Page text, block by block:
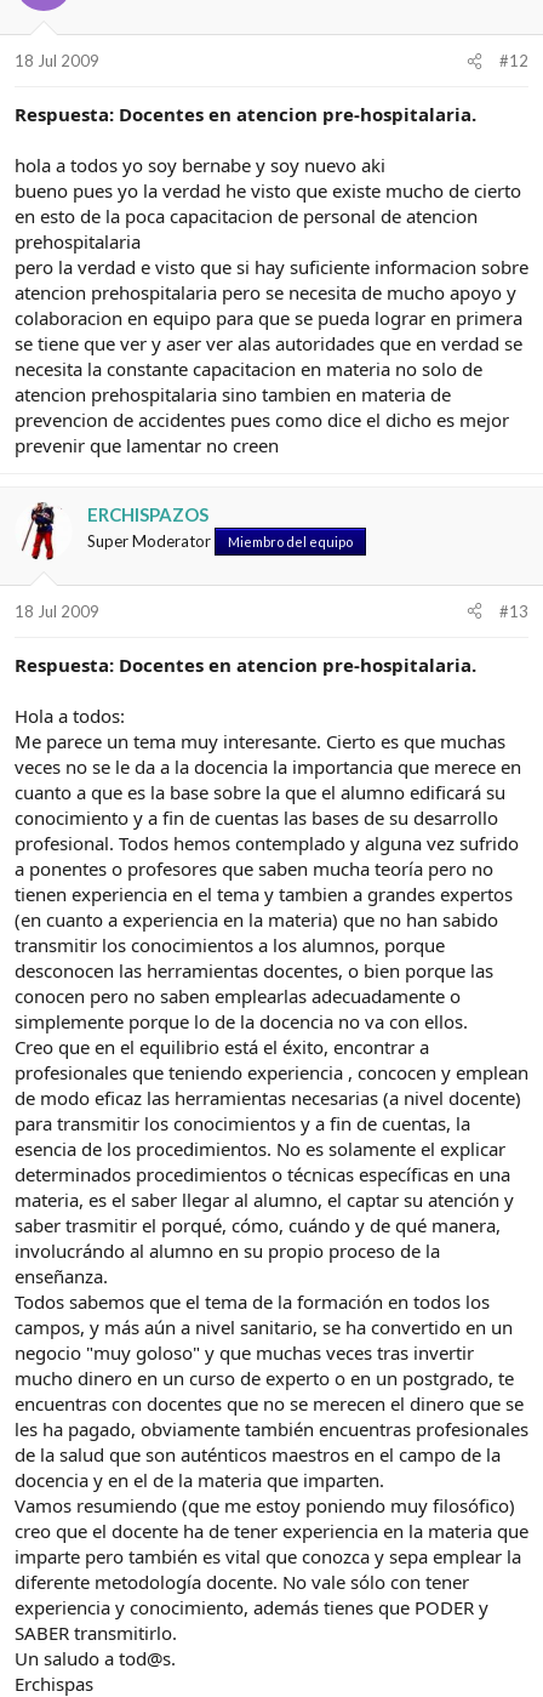
18 Jul 2009 #12
Respuesta: Docentes en atencion pre-hospitalaria.
hola a todos yo soy bernabe y soy nuevo aki
bueno pues yo la verdad he visto que existe mucho de cierto
en esto de la poca capacitacion de personal de atencion
prehospitalaria
pero la verdad e visto que si hay suficiente informacion sobre
atencion prehospitalaria pero se necesita de mucho apoyo y
colaboracion en equipo para que se pueda lograr en primera
se tiene que ver y aser ver alas autoridades que en verdad se
necesita la constante capacitacion en materia no solo de
atencion prehospitalaria sino tambien en materia de
prevencion de accidentes pues como dice el dicho es mejor
prevenir que lamentar no creen
ERCHISPAZOS
Super Moderator Miembro del equipo
18 Jul 2009 #13
Respuesta: Docentes en atencion pre-hospitalaria.
Hola a todos:
Me parece un tema muy interesante. Cierto es que muchas
veces no se le da a la docencia la importancia que merece en
cuanto a que es la base sobre la que el alumno edificará su
conocimiento y a fin de cuentas las bases de su desarrollo
profesional. Todos hemos contemplado y alguna vez sufrido
a ponentes o profesores que saben mucha teoría pero no
tienen experiencia en el tema y tambien a grandes expertos
(en cuanto a experiencia en la materia) que no han sabido
transmitir los conocimientos a los alumnos, porque
desconocen las herramientas docentes, o bien porque las
conocen pero no saben emplearlas adecuadamente o
simplemente porque lo de la docencia no va con ellos.
Creo que en el equilibrio está el éxito, encontrar a
profesionales que teniendo experiencia , concocen y emplean
de modo eficaz las herramientas necesarias (a nivel docente)
para transmitir los conocimientos y a fin de cuentas, la
esencia de los procedimientos. No es solamente el explicar
determinados procedimientos o técnicas específicas en una
materia, es el saber llegar al alumno, el captar su atención y
saber trasmitir el porqué, cómo, cuándo y de qué manera,
involucrándo al alumno en su propio proceso de la
enseñanza.
Todos sabemos que el tema de la formación en todos los
campos, y más aún a nivel sanitario, se ha convertido en un
negocio "muy goloso" y que muchas veces tras invertir
mucho dinero en un curso de experto o en un postgrado, te
encuentras con docentes que no se merecen el dinero que se
les ha pagado, obviamente también encuentras profesionales
de la salud que son auténticos maestros en el campo de la
docencia y en el de la materia que imparten.
Vamos resumiendo (que me estoy poniendo muy filosófico)
creo que el docente ha de tener experiencia en la materia que
imparte pero también es vital que conozca y sepa emplear la
diferente metodología docente. No vale sólo con tener
experiencia y conocimiento, además tienes que PODER y
SABER transmitirlo.
Un saludo a tod@s.
Erchispas